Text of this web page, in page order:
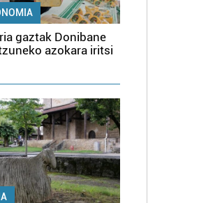
gaztak Donibane
azokara iritsi